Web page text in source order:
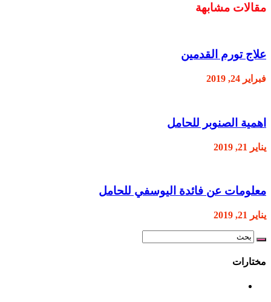
مقالات مشابهة
علاج تورم القدمين
فبراير 24, 2019
اهمية الصنوبر للحامل
يناير 21, 2019
معلومات عن فائدة اليوسفي للحامل
يناير 21, 2019
مختارات